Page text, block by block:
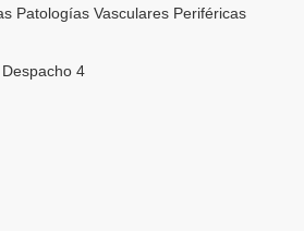
Patologías Vasculares Periféricas
4